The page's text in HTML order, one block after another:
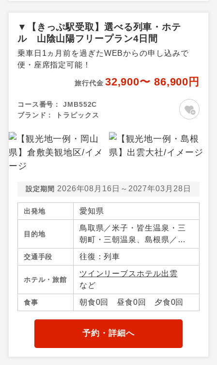
▼【きっぷ駅受取】選べる列車・ホテ
ル 山陰山陽フリープラン4日間
乗車日1ヵ月前を過ぎたWEBからの申し込みで
便・座席指定可能！
旅行代金 32,900〜 86,900円
コース番号：
JMB552C
ブランド：
トラピックス
設定期間 2026年08月16日～2027年03月28日
出発地 愛知県
目的地
鳥取県／米子・皆生温泉・三
朝町・三朝温泉、島根県／松
江・宍道湖・玉造温泉・出
雲・日御碕、岡山県／岡山市
内・倉敷・蒜山・湯原温泉・
真庭・岡山県その他、広島県
／広島市内・宮島・尾道・広
島県その他
交通手段 往復：列車
ホテル・旅館
ツインリーブスホテル出雲
など
食事 朝食0回 昼食0回 夕食0回
予約・詳細へ